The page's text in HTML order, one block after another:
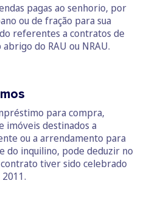
pagas ao senhorio, por
ou de fração para sua
referentes a contratos de
do RAU ou NRAU.
para compra,
imóveis destinados a
ou a arrendamento para
do inquilino, pode deduzir no
tiver sido celebrado